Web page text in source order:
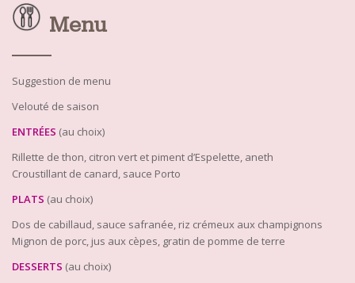
Menu
Suggestion de menu
Velouté de saison
ENTRÉES (au choix)
Rillette de thon, citron vert et piment d’Espelette, aneth
Croustillant de canard, sauce Porto
PLATS (au choix)
Dos de cabillaud, sauce safranée, riz crémeux aux champignons
Mignon de porc, jus aux cèpes, gratin de pomme de terre
DESSERTS (au choix)